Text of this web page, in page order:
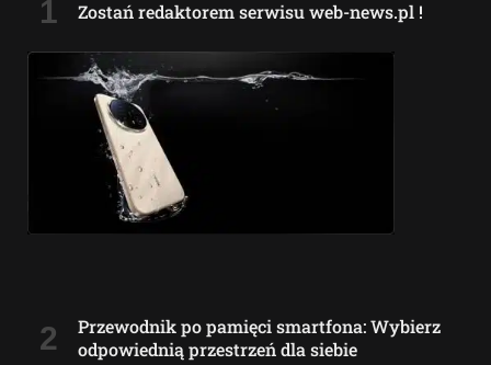
Zostań redaktorem serwisu web-news.pl !
Przewodnik po pamięci smartfona: Wybierz
odpowiednią przestrzeń dla siebie